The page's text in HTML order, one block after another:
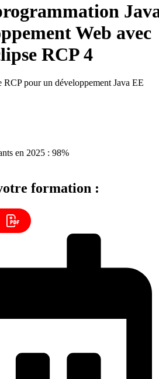
Web avec
RCP 4
pour un développement Java EE
en 2025 : 98%
formation :